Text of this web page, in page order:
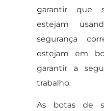
garantir que
estejam
segurança
estejam em
garantir a
trabalho.
As botas de